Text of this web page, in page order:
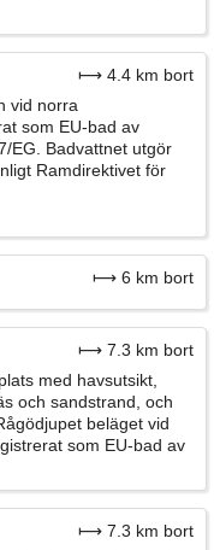
⟼ 4.4 km bort
vid norra
som EU-bad av
EG. Badvattnet utgör
Ramdirektivet för
⟼ 6 km bort
⟼ 7.3 km bort
med havsutsikt,
och sandstrand, och
beläget vid
som EU-bad av
⟼ 7.3 km bort